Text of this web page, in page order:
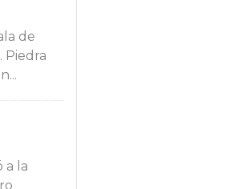
de
Piedra
a la